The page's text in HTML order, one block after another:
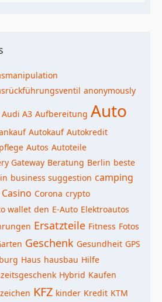
anonymously
Audi A3 Aufbereitung Auto
Autokauf Autokredit
Autos Autoteile
Gateway Beratung Berlin beste
business suggestion camping
Casino Corona crypto
wallet den E-Auto Elektroautos
Ersatzteile Fitness Fotos
Geschenk Gesundheit GPS
Haus hausbau Hilfe
Hybrid Kaufen
KFZ kinder Kredit KTM